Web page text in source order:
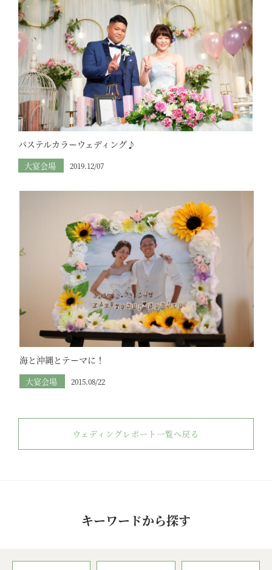
パステルカラーウェディング♪
大宴会場 2019.12/07
海と沖縄とテーマに！
大宴会場 2015.08/22
ウェディングレポート一覧へ戻る
キーワードから探す